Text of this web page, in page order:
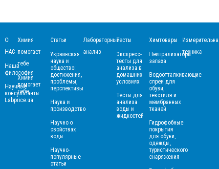
О
НАС
Наша
философия
Научные
консультанты
Labprice.ua
Химия
помогает
тебе
Химия
помогает
тебе
Статьи
Украинская
наука и
общество:
достижения,
проблемы,
перспективы
Наука и
производство
Научно о
свойствах
воды
Научно-
популярные
статьи
Лабораторный
анализ
Тесты
Экспресс-
тесты для
анализа в
домашних
условиях
Тесты для
анализа
воды и
жидкостей
Химтовары
Нейтрализаторы
запаха
Водоотталкивающие
спреи для
обуви,
текстиля и
мембранных
тканей
Гидрофобные
покрытия
для обуви,
одежды,
туристического
снаряжения
техника